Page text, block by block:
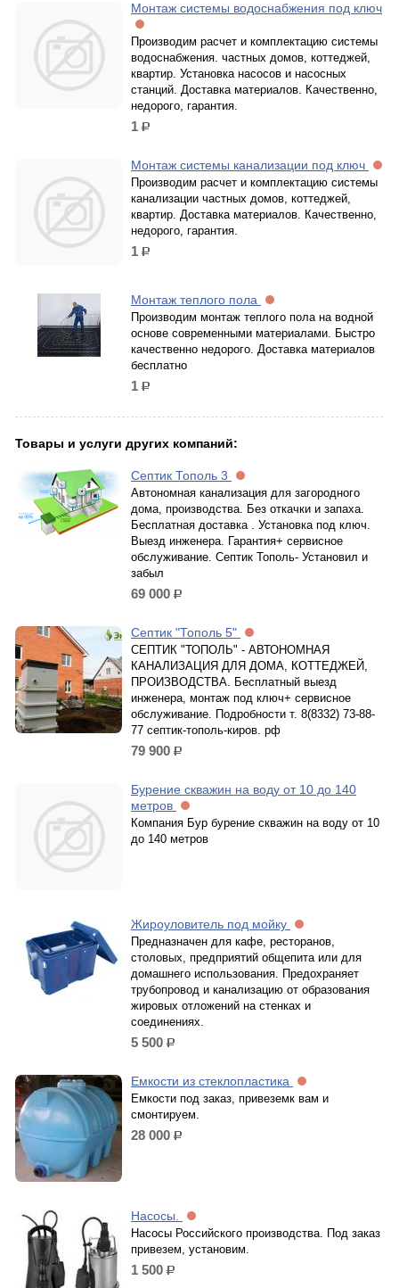
Монтаж системы водоснабжения под ключ
Производим расчет и комплектацию системы
водоснабжения. частных домов, коттеджей,
квартир. Установка насосов и насосных
станций. Доставка материалов. Качественно,
недорого, гарантия.
1 р.
Монтаж системы канализации под ключ
Производим расчет и комплектацию системы
канализации частных домов, коттеджей,
квартир. Доставка материалов. Качественно,
недорого, гарантия.
1 р.
Монтаж теплого пола
Производим монтаж теплого пола на водной
основе современными материалами. Быстро
качественно недорого. Доставка материалов
бесплатно
1 р.
Товары и услуги других компаний:
Септик Тополь 3
Автономная канализация для загородного
дома, производства. Без откачки и запаха.
Бесплатная доставка . Установка под ключ.
Выезд инженера. Гарантия+ сервисное
обслуживание. Септик Тополь- Установил и
забыл
69 000 р.
Септик "Тополь 5"
СЕПТИК "ТОПОЛЬ" - АВТОНОМНАЯ
КАНАЛИЗАЦИЯ ДЛЯ ДОМА, КОТТЕДЖЕЙ,
ПРОИЗВОДСТВА. Бесплатный выезд
инженера, монтаж под ключ+ сервисное
обслуживание. Подробности т. 8(8332) 73-88-
77 септик-тополь-киров. рф
79 900 р.
Бурение скважин на воду от 10 до 140
метров
Компания Бур бурение скважин на воду от 10
до 140 метров
Жироуловитель под мойку
Предназначен для кафе, ресторанов,
столовых, предприятий общепита или для
домашнего использования. Предохраняет
трубопровод и канализацию от образования
жировых отложений на стенках и
соединениях.
5 500 р.
Емкости из стеклопластика
Емкости под заказ, привеземк вам и
смонтируем.
28 000 р.
Насосы.
Насосы Российского производства. Под заказ
привезем, установим.
1 500 р.